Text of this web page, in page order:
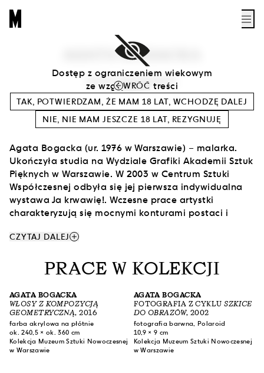
Dostęp z ograniczeniem wiekowym
ze względu na treści
TAK, POTWIERDZAM, ŻE MAM 18 LAT, WCHODZĘ DALEJ
NIE, NIE MAM JESZCZE 18 LAT, REZYGNUJĘ
WRÓĆ
AGATA BOGACKA
DATA URODZENIA
1976
WŁOSY Z KOMPOZYCJĄ GEOMETRYCZNĄ, 2016
Agata Bogacka (ur. 1976 w Warszawie) – malarka.
Ukończyła studia na Wydziale Grafiki Akademii Sztuk
Pięknych w Warszawie. W 2003 w Centrum Sztuki
Współczesnej odbyła się jej pierwsza indywidualna
wystawa Ja krwawię!. Wczesne prace artystki
charakteryzują się mocnymi konturami postaci i
szarość. Malarka wykorzystywała wątki
emocjonalne. Od 2018 roku odeszła od malarstwa
figuratywnego na rzecz abstrakcji. Zaczęła
koncentrować się na samej strukturze malarskiej,
tworząc przenikające się figury geometryczne i
barwne gradienty. Abstrakcje artystki są wyrazem
obserwacji rzeczywistości: przenikających się,
zradykalizowanych tendencji politycznych,
obyczajowych i społecznych. Jej twórczość
CZYTAJ DALEJadd
PRACE W KOLEKCJI
AGATA BOGACKA
WŁOSY Z KOMPOZYCJĄ
GEOMETRYCZNĄ, 2016
farba akrylowa na płótnie
ok. 240,5 × ok. 360 cm
Kolekcja Muzeum Sztuki Nowoczesnej
w Warszawie
AGATA BOGACKA
FOTOGRAFIA Z CYKLUSZKICE
DO OBRAZÓW, 2002
fotografia barwna, Polaroid
10,9 × 9 cm
Kolekcja Muzeum Sztuki Nowoczesnej
w Warszawie